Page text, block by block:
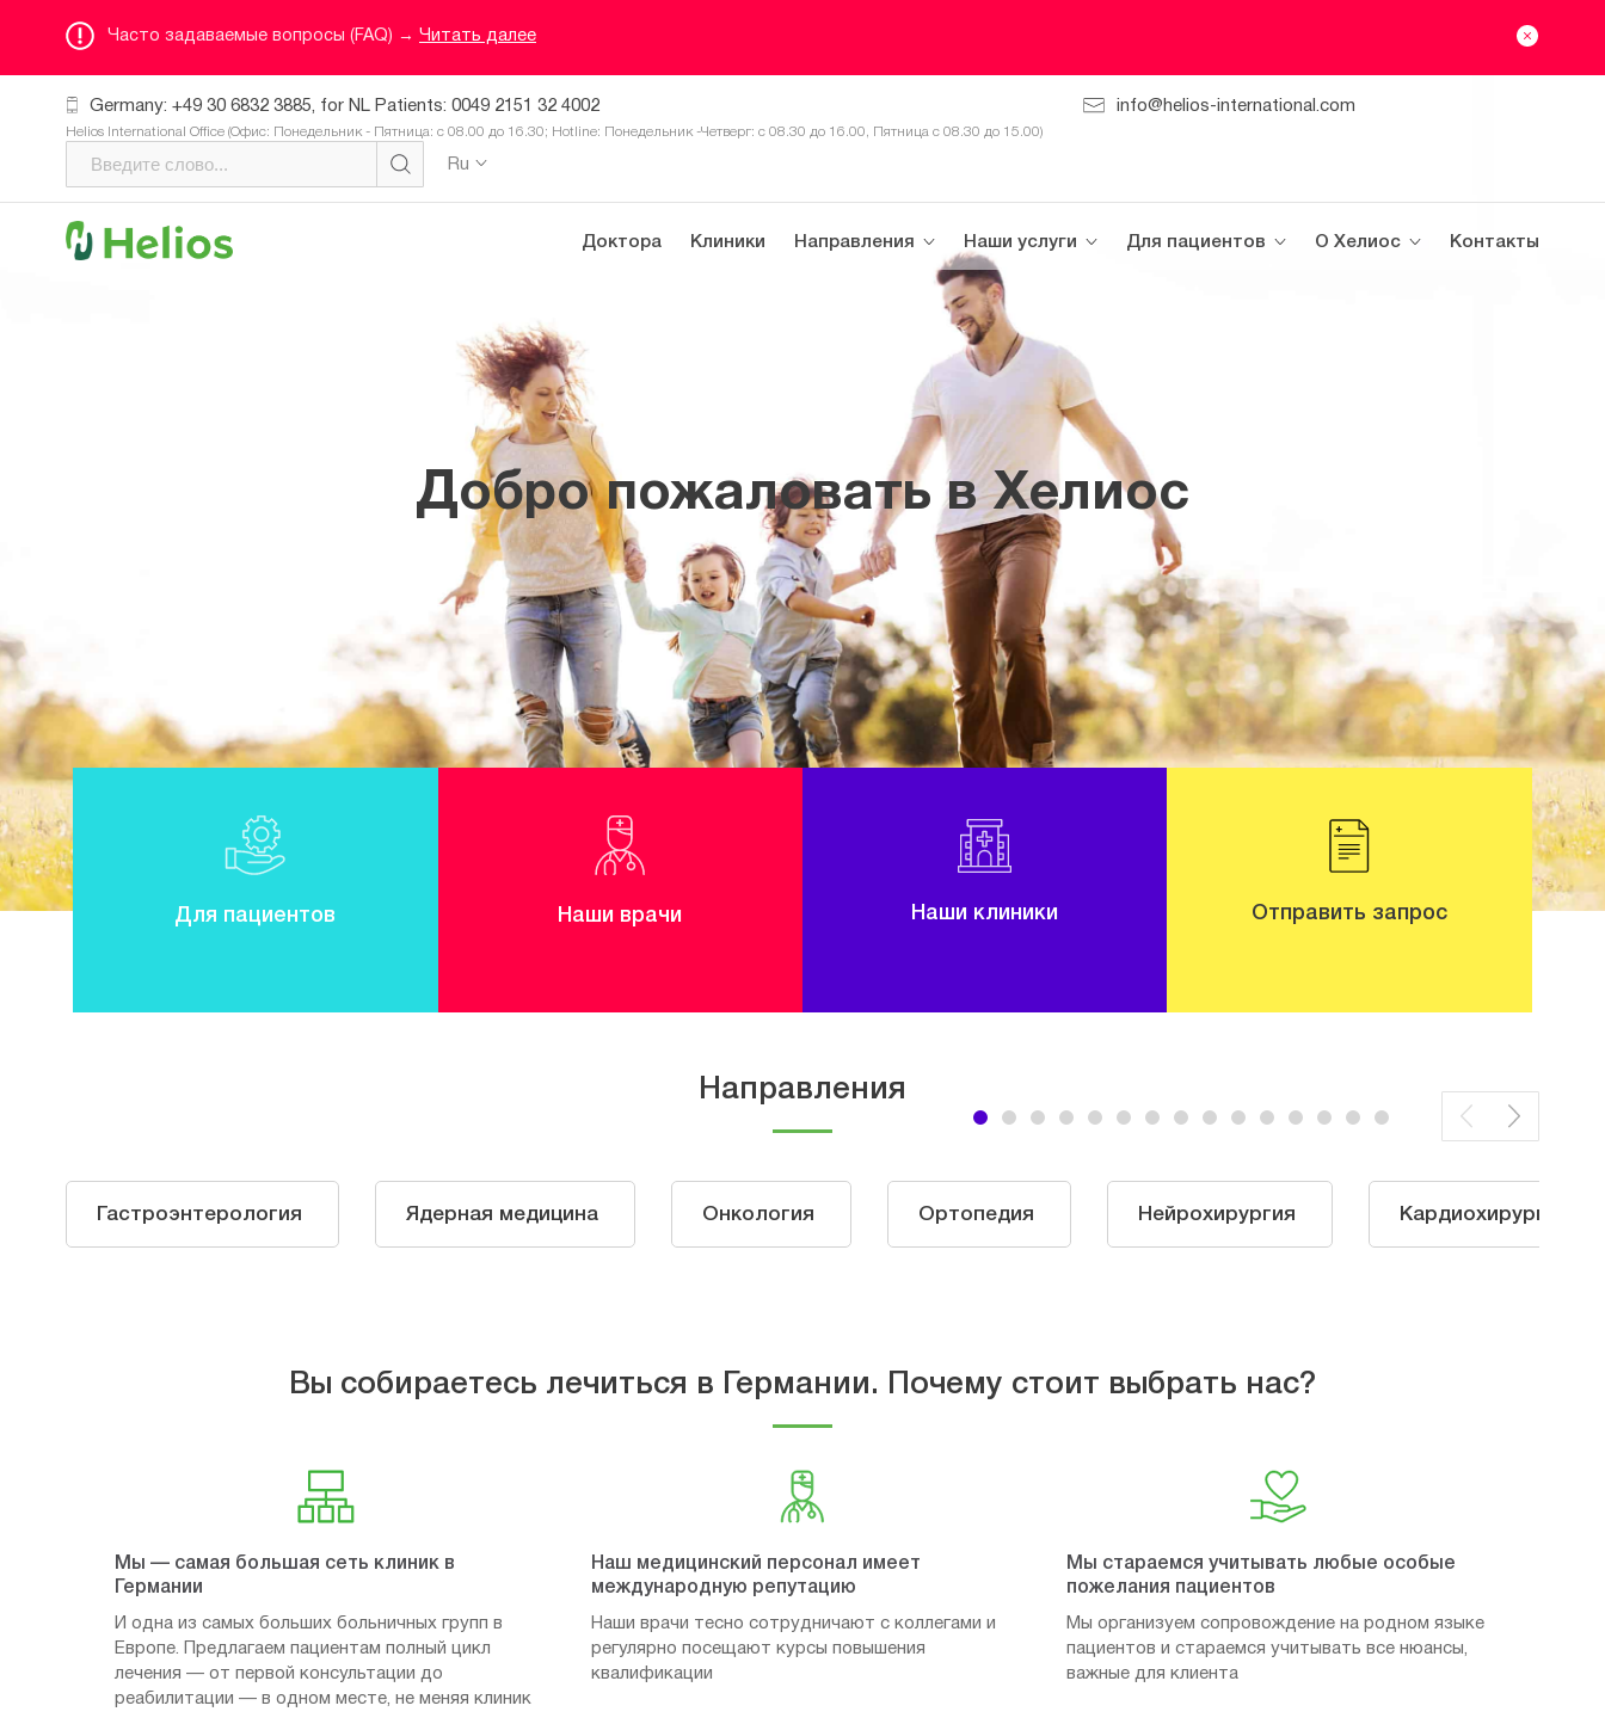
Часто задаваемые вопросы (FAQ) → Читать далее
Germany: +49 30 6832 3885, for NL Patients: 0049 2151 32 4002
Helios International Office (Офис: Понедельник - Пятница: с 08.00 до 16.30; Hotline: Понедельник -Четверг: с 08.30 до 16.00, Пятница с 08.30 до 15.00)
info@helios-international.com
Ru
Доктора Клиники Направления Наши услуги Для пациентов О Хелиос Контакты
Добро пожаловать в Хелиос
Для пациентов Наши врачи Наши клиники Отправить запрос
Направления
Гастроэнтерология Ядерная медицина Онкология Ортопедия Нейрохирургия Кардиохирургия
Вы собираетесь лечиться в Германии. Почему стоит выбрать нас?
Мы — самая большая сеть клиник в
Германии
И одна из самых больших больничных групп в
Европе. Предлагаем пациентам полный цикл
лечения — от первой консультации до
реабилитации — в одном месте, не меняя клиник
Наш медицинский персонал имеет
международную репутацию
Наши врачи тесно сотрудничают с коллегами и
регулярно посещают курсы повышения
квалификации
Мы стараемся учитывать любые особые
пожелания пациентов
Мы организуем сопровождение на родном языке
пациентов и стараемся учитывать все нюансы,
важные для клиента